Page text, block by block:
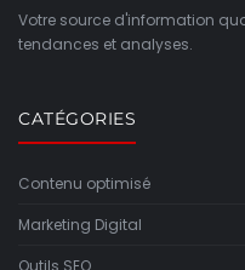
Votre source d'information
tendances et analyses.
CATÉGORIES
Contenu optimisé
Marketing Digital
Outils SEO